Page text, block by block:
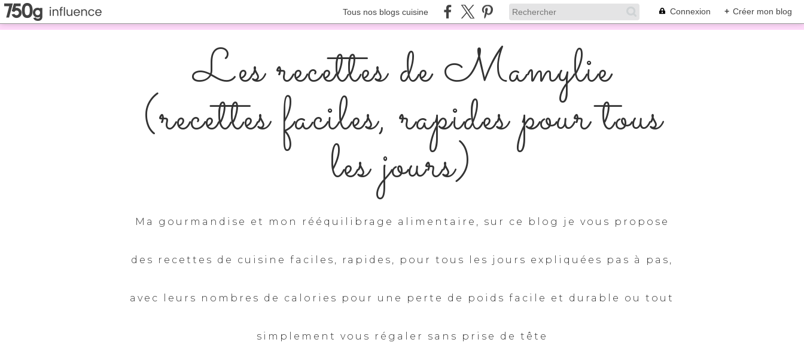
Tous nos blogs cuisine Connexion + Créer mon blog
Les recettes de Mamylie
(recettes faciles, rapides pour tous
les jours)
Ma gourmandise et mon rééquilibrage alimentaire, sur ce blog je vous propose
des recettes de cuisine faciles, rapides, pour tous les jours expliquées pas à pas,
avec leurs nombres de calories pour une perte de poids facile et durable ou tout
simplement vous régaler sans prise de tête